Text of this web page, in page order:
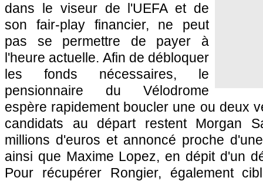
dans le viseur de l'UEFA et de
son fair-play financier, ne peut
pas se permettre de payer à
l'heure actuelle. Afin de débloquer
les fonds nécessaires, le
pensionnaire du Vélodrome
espère rapidement boucler une ou deux
candidats au départ restent Morgan
millions d'euros et annoncé proche
ainsi que Maxime Lopez, en dépit d'un
Pour récupérer Rongier, également